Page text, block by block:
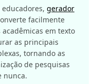
gerador
facilmente
em texto
as principais
tornando as
de pesquisas
nunca.